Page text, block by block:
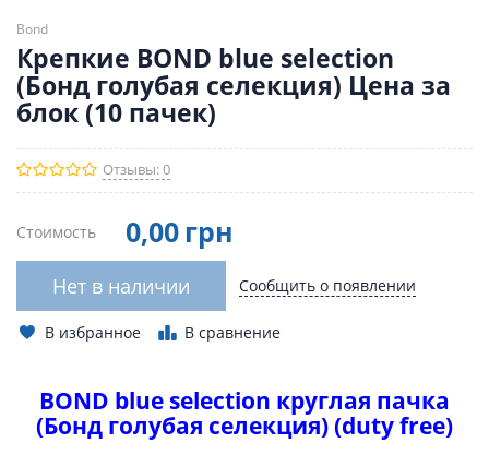
Bond
Крепкие BOND blue selection
(Бонд голубая селекция) Цена за
блок (10 пачек)
Отзывы: 0
Стоимость 0,00 грн
Нет в наличии Сообщить о появлении
В избранное В сравнение
BOND blue selection круглая пачка
(Бонд голубая селекция) (dutyfree)